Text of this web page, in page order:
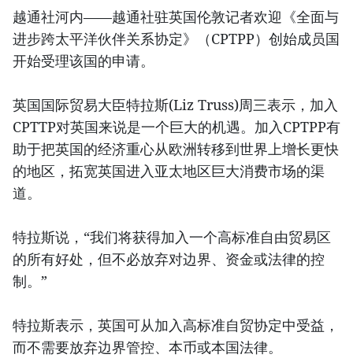
越通社河内——越通社驻英国伦敦记者欢迎《全面与
进步跨太平洋伙伴关系协定》（CPTPP）创始成员国
开始受理该国的申请。
英国国际贸易大臣特拉斯(Liz Truss)周三表示，加入
CPTTP对英国来说是一个巨大的机遇。加入CPTPP有
助于把英国的经济重心从欧洲转移到世界上增长更快
的地区，拓宽英国进入亚太地区巨大消费市场的渠
道。
特拉斯说，“我们将获得加入一个高标准自由贸易区
的所有好处，但不必放弃对边界、资金或法律的控
制。”
特拉斯表示，英国可从加入高标准自贸协定中受益，
而不需要放弃边界管控、本币或本国法律。